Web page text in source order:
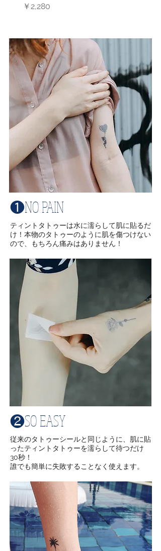
価格
￥2,280
❶NO PAIN
​ティントタトゥーは水に濡らして肌に貼るだ
け！本物のタトゥーのように肌を傷つけない
ので、もちろん痛みはありません！
❷SO EASY
​従来のタトゥーシールと同じように、肌に貼
ったティントタトゥーを濡らして待つだけ
30秒！
​誰でも簡単に失敗することなく使えます。